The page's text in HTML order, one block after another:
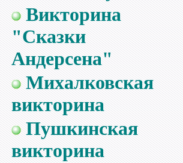
Викторина
"Сказки
Андерсена"
Михалковская
викторина
Пушкинская
викторина